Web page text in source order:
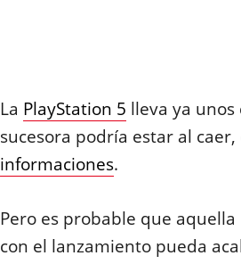
La PlayStation 5 lleva ya
sucesora podría estar al
informaciones.
Pero es probable que aquella
con el lanzamiento pueda